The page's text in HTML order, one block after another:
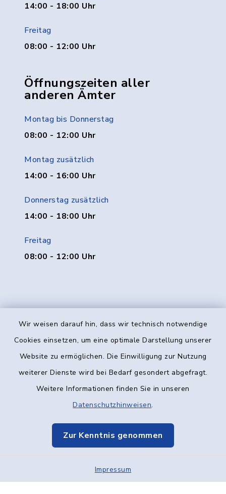
Wir weisen darauf hin, dass wir technisch notwendige
Cookies einsetzen, um eine optimale Darstellung unserer
Website zu ermöglichen. Die Einwilligung zur Nutzung
weiterer Dienste wird bei Bedarf gesondert abgefragt.
Weitere Informationen finden Sie in unseren
Datenschutzhinweisen.
Zur Kenntnis genommen
Impressum
14:00 - 18:00 Uhr
Freitag
08:00 - 12:00 Uhr
Öffnungszeiten aller
anderen Ämter
Montag bis Donnerstag
08:00 - 12:00 Uhr
Montag zusätzlich
14:00 - 16:00 Uhr
Donnerstag zusätzlich
14:00 - 18:00 Uhr
Freitag
08:00 - 12:00 Uhr
Kontakt
Datenschutz
Elektronische Kommunikation
Sitemap